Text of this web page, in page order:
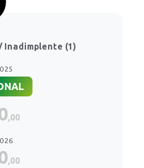
/ Inadimplente (1)
,00
,00